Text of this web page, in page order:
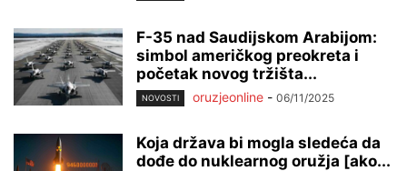
F-35 nad Saudijskom Arabijom:
simbol američkog preokreta i
početak novog tržišta...
NOVOSTI oruzjeonline - 06/11/2025
Koja država bi mogla sledeća da
dođe do nuklearnog oružja [ako...